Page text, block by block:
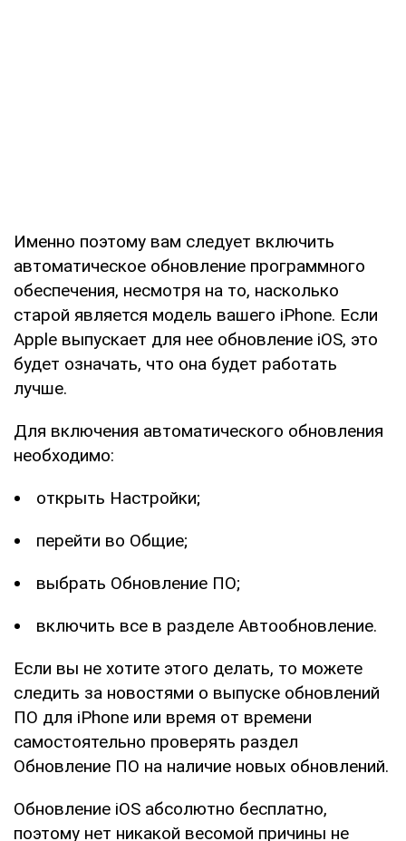
Именно поэтому вам следует включить
автоматическое обновление программного
обеспечения, несмотря на то, насколько
старой является модель вашего iPhone. Если
Apple выпускает для нее обновление iOS, это
будет означать, что она будет работать
лучше.
Для включения автоматического обновления
необходимо:
открыть Настройки;
перейти во Общие;
выбрать Обновление ПО;
включить все в разделе Автообновление.
Если вы не хотите этого делать, то можете
следить за новостями о выпуске обновлений
ПО для iPhone или время от времени
самостоятельно проверять раздел
Обновление ПО на наличие новых обновлений.
Обновление iOS абсолютно бесплатно,
поэтому нет никакой весомой причины не